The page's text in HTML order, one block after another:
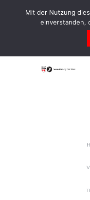
Mit der Nutzung
einverstanden,